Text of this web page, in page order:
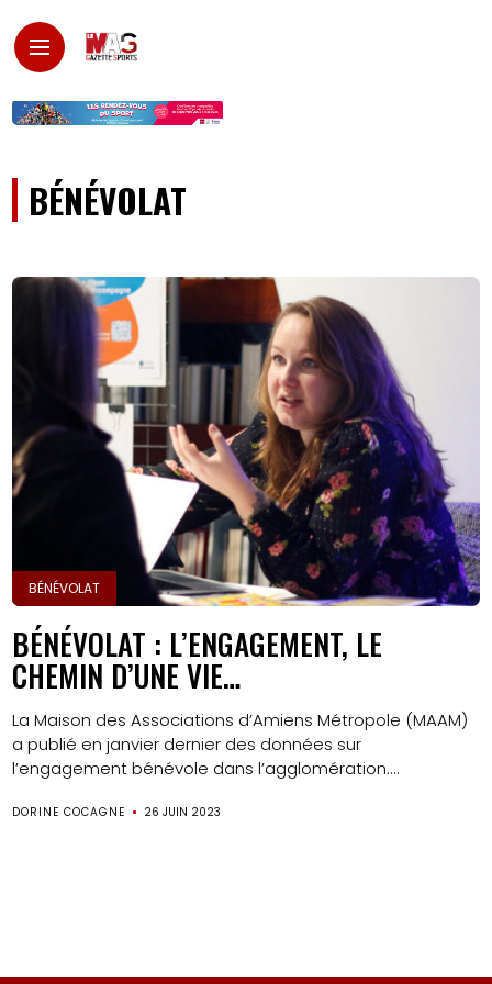
BÉNÉVOLAT
BÉNÉVOLAT
BÉNÉVOLAT : L’ENGAGEMENT, LE
CHEMIN D’UNE VIE…
La Maison des Associations d’Amiens Métropole (MAAM)
a publié en janvier dernier des données sur
l’engagement bénévole dans l’agglomération....
DORINE COCAGNE 26 JUIN 2023